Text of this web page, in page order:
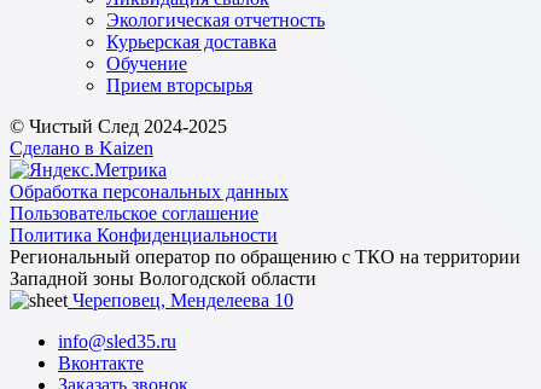
Экологическая отчетность
Курьерская доставка
Обучение
Прием вторсырья
© Чистый След 2024-2025
Сделано в Kaizen
Обработка персональных данных
Пользовательское соглашение
Политика Конфиденциальности
Региональный оператор по обращению с ТКО на территории
Западной зоны Вологодской области
Череповец, Менделеева 10
info@sled35.ru
Вконтакте
Заказать звонок